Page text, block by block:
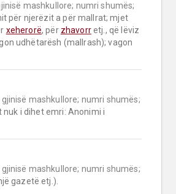
mashkullore; numri shumës;
për njerëzit a për mallrat; mjet
xeherorë, për zhavorr etj., që lëviz
udhëtarësh (mallrash); vagon
gjinisë mashkullore; numri shumës;
i dihet emri: Anonimi i
gjinisë mashkullore; numri shumës;
gazetë etj.).